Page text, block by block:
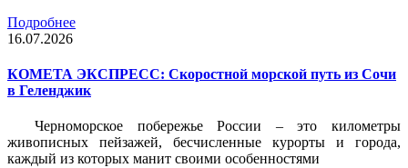
Подробнее
16.07.2026
КОМЕТА ЭКСПРЕСС: Скоростной морской путь из Сочи
в Геленджик
Черноморское побережье России – это километры
живописных пейзажей, бесчисленные курорты и города,
каждый из которых манит своими особенностями